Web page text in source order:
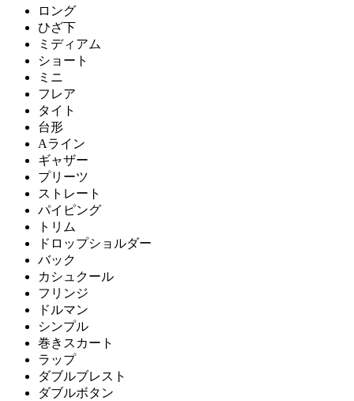
ロング
ひざ下
ミディアム
ショート
ミニ
フレア
タイト
台形
Aライン
ギャザー
プリーツ
ストレート
パイピング
トリム
ドロップショルダー
バック
カシュクール
フリンジ
ドルマン
シンプル
巻きスカート
ラップ
ダブルブレスト
ダブルボタン